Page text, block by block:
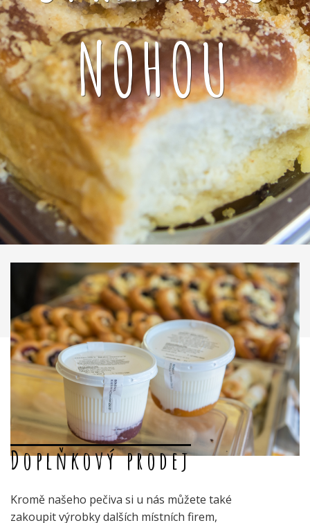
NOHOU
Doplňkový prodej
Kromě našeho pečiva si u nás můžete také
zakoupit výrobky dalších místních firem,